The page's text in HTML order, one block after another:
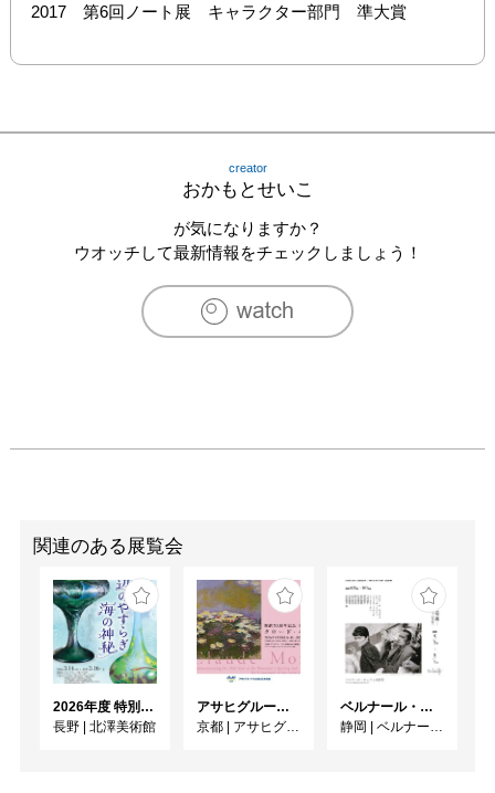
2017　第6回ノート展　キャラクター部門　準大賞
creator
おかもとせいこ
が気になりますか？
ウオッチして最新情報をチェックしましょう！
関連のある展覧会
2026年度 特別展「ガレとドーム、アール･ヌーヴォーのガラス 水辺のやすらぎ、海の神秘」
長野 | 北澤美術館
アサヒグループ大山崎山荘美術館 開館30周年記念展「没後100年 クロード・モネ」
京都 | アサヒグループ大山崎山荘美術館
ベルナール・ビュフェと写真 ーカメラがとらえたビュフェとその時代、そして21 世紀へ
静岡 | ベルナール・ビュフェ美術館